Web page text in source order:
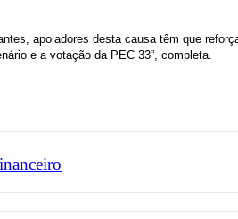
apoiadores desta causa têm que
e a votação da PEC 33”, completa.